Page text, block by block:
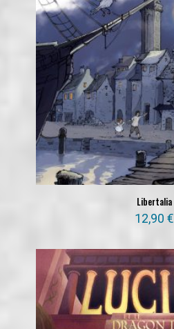
Libertalia
12,90€